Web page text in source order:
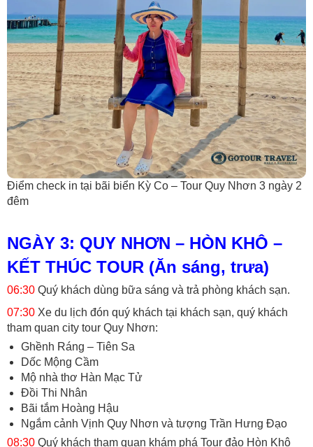
Điểm check in tại bãi biển Kỳ Co – Tour Quy Nhơn 3 ngày 2
đêm
NGÀY 3: QUY NHƠN – HÒN KHÔ –
KẾT THÚC TOUR (Ăn sáng, trưa)
06:30 Quý khách dùng bữa sáng và trả phòng khách sạn.
07:30 Xe du lịch đón quý khách tại khách sạn, quý khách
tham quan city tour Quy Nhơn:
Ghềnh Ráng – Tiên Sa
Dốc Mộng Cầm
Mộ nhà thơ Hàn Mạc Tử
Đồi Thi Nhân
Bãi tắm Hoàng Hậu
Ngắm cảnh Vịnh Quy Nhơn và tượng Trần Hưng Đạo
08:30 Quý khách tham quan khám phá Tour đảo Hòn Khô